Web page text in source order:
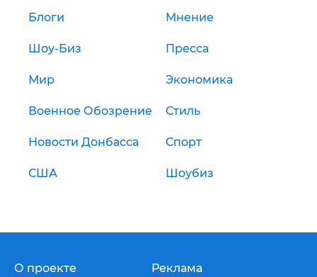
Блоги Мнение
Шоу-Биз Пресса
Мир Экономика
Военное Обозрение Стиль
Новости Донбасса Спорт
США Шоубиз
О проекте Реклама